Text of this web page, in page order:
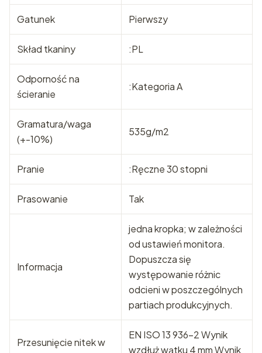
Gatunek Pierwszy
Skład tkaniny :PL
Odporność na
ścieranie
:Kategoria A
Gramatura/waga
(+-10%)
535g/m2
Pranie :Ręczne 30 stopni
Prasowanie Tak
Informacja
jedna kropka; w zależności
od ustawień monitora.
Dopuszcza się
występowanie różnic
odcieni w poszczególnych
partiach produkcyjnych.
Przesunięcie nitek w
EN ISO 13 936-2 Wynik
wzdłuż wątku 4 mm Wynik